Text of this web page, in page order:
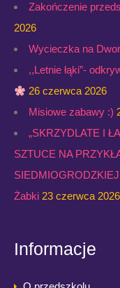
Zakończenie
2026
Wycieczka na
,,Letnie łąki”-
26 czerwca 2026
Misiowe zabawy :)
„SKRZYDLATE I
SZTUCE NA
Żabki 23 czerwca 2026
Informacje